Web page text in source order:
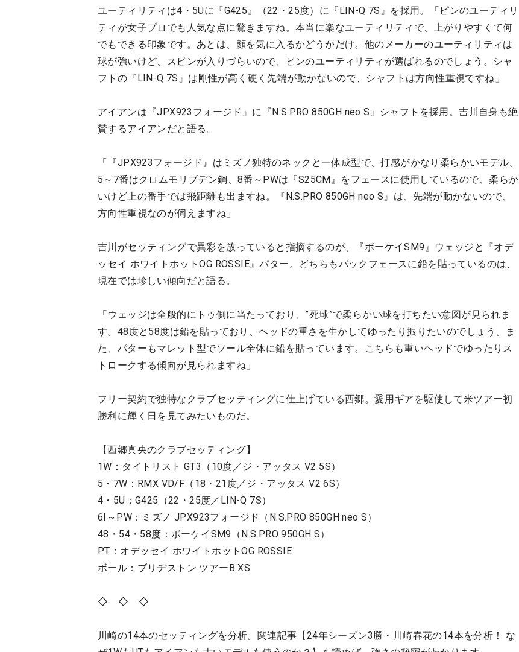
ユーティリティは4・5Uに『G425』（22・25度）に『LIN-Q 7S』を採用。「ピンのユーティリ
ティが女子プロでも人気な点に驚きますね。本当に楽なユーティリティで、上がりやすくて何
でもできる印象です。あとは、顔を気に入るかどうかだけ。他のメーカーのユーティリティは
球が強いけど、スピンが入りづらいので、ピンのユーティリティが選ばれるのでしょう。シャ
フトの『LIN-Q 7S』は剛性が高く硬く先端が動かないので、シャフトは方向性重視ですね」
アイアンは『JPX923フォージド』に『N.S.PRO 850GH neo S』シャフトを採用。吉川自身も絶
賛するアイアンだと語る。
「『JPX923フォージド』はミズノ独特のネックと一体成型で、打感がかなり柔らかいモデル。
5～7番はクロムモリブデン鋼、8番～PWは『S25CM』をフェースに使用しているので、柔らか
いけど上の番手では飛距離も出ますね。『N.S.PRO 850GH neo S』は、先端が動かないので、
方向性重視なのが伺えますね」
吉川がセッティングで異彩を放っていると指摘するのが、『ボーケイSM9』ウェッジと『オデ
ッセイ ホワイトホットOG ROSSIE』パター。どちらもバックフェースに鉛を貼っているのは、
現在では珍しい傾向だと語る。
「ウェッジは全般的にトゥ側に当たっており、”死球”で柔らかい球を打ちたい意図が見られま
す。48度と58度は鉛を貼っており、ヘッドの重さを生かしてゆったり振りたいのでしょう。ま
た、パターもマレット型でソール全体に鉛を貼っています。こちらも重いヘッドでゆったりス
トロークする傾向が見られますね」
フリー契約で独特なクラブセッティングに仕上げている西郷。愛用ギアを駆使して米ツアー初
勝利に輝く日を見てみたいものだ。
【西郷真央のクラブセッティング】
1W：タイトリスト GT3（10度／ジ・アッタス V2 5S）
5・7W：RMX VD/F（18・21度／ジ・アッタス V2 6S）
4・5U：G425（22・25度／LIN-Q 7S）
6I～PW：ミズノ JPX923フォージド（N.S.PRO 850GH neo S）
48・54・58度：ボーケイSM9（N.S.PRO 950GH S）
PT：オデッセイ ホワイトホットOG ROSSIE
ボール：ブリヂストン ツアーB XS
◇ ◇ ◇
川崎の14本のセッティングを分析。関連記事【24年シーズン3勝・川崎春花の14本を分析！ な